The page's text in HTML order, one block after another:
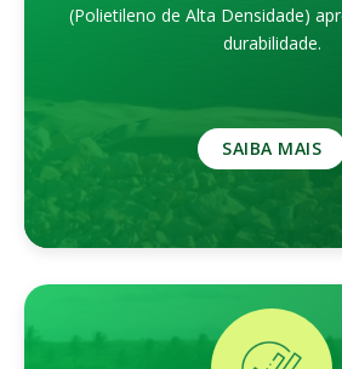
(Polietileno de Alta Densidade)
durabilidade.
SAIBA MAIS